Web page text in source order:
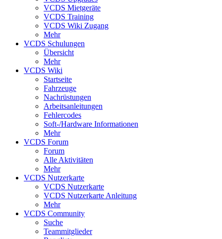
VCDS Mietgeräte
VCDS Training
VCDS Wiki Zugang
Mehr
VCDS Schulungen
Übersicht
Mehr
VCDS Wiki
Startseite
Fahrzeuge
Nachrüstungen
Arbeitsanleitungen
Fehlercodes
Soft-/Hardware Informationen
Mehr
VCDS Forum
Forum
Alle Aktivitäten
Mehr
VCDS Nutzerkarte
VCDS Nutzerkarte
VCDS Nutzerkarte Anleitung
Mehr
VCDS Community
Suche
Teammitglieder